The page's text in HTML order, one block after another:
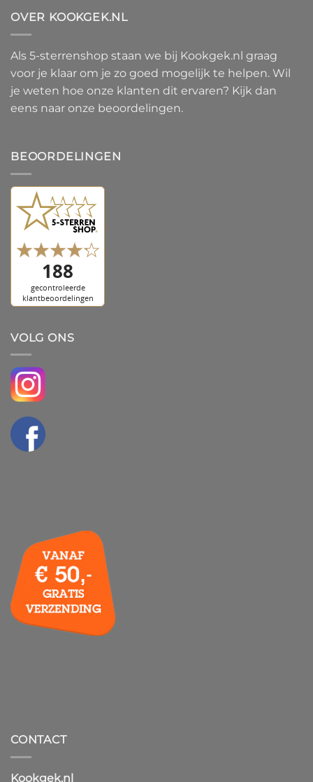
OVER KOOKGEK.NL
Als 5-sterrenshop staan we bij Kookgek.nl graag
voor je klaar om je zo goed mogelijk te helpen. Wil
je weten hoe onze klanten dit ervaren? Kijk dan
eens naar onze beoordelingen.
BEOORDELINGEN
VOLG ONS
CONTACT
Kookgek.nl